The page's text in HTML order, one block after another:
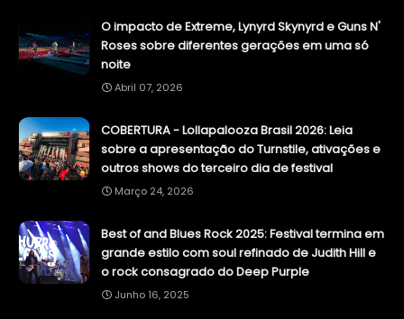
O impacto de Extreme, Lynyrd Skynyrd e Guns N'
Roses sobre diferentes gerações em uma só
noite
Abril 07, 2026
COBERTURA - Lollapalooza Brasil 2026: Leia
sobre a apresentação do Turnstile, ativações e
outros shows do terceiro dia de festival
Março 24, 2026
Best of and Blues Rock 2025: Festival termina em
grande estilo com soul refinado de Judith Hill e
o rock consagrado do Deep Purple
Junho 16, 2025